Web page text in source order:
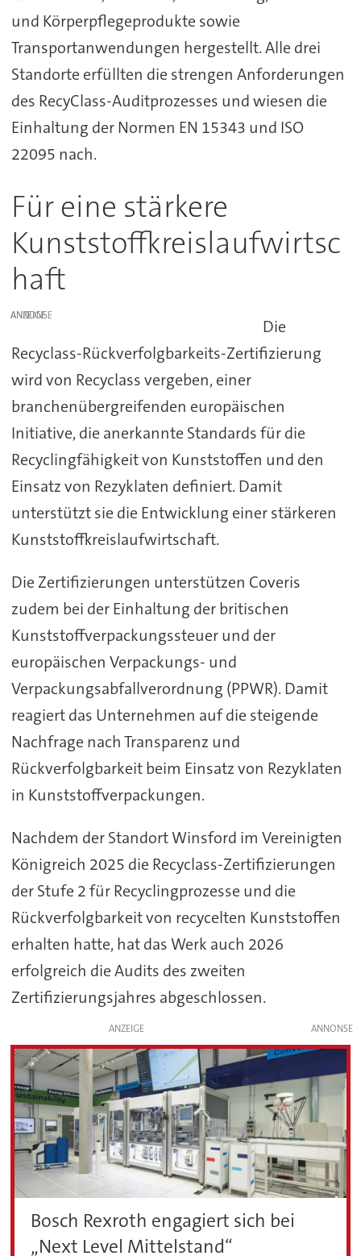
und Körperpflegeprodukte sowie
Transportanwendungen hergestellt. Alle drei
Standorte erfüllten die strengen Anforderungen
des RecyClass-Auditprozesses und wiesen die
Einhaltung der Normen EN 15343 und ISO
22095 nach.
Für eine stärkere
Kunststoffkreislaufwirtsc
haft
ANZEIGE
Die
Recyclass-Rückverfolgbarkeits-Zertifizierung
wird von Recyclass vergeben, einer
branchenübergreifenden europäischen
Initiative, die anerkannte Standards für die
Recyclingfähigkeit von Kunststoffen und den
Einsatz von Rezyklaten definiert. Damit
unterstützt sie die Entwicklung einer stärkeren
Kunststoffkreislaufwirtschaft.
Die Zertifizierungen unterstützen Coveris
zudem bei der Einhaltung der britischen
Kunststoffverpackungssteuer und der
europäischen Verpackungs- und
Verpackungsabfallverordnung (PPWR). Damit
reagiert das Unternehmen auf die steigende
Nachfrage nach Transparenz und
Rückverfolgbarkeit beim Einsatz von Rezyklaten
in Kunststoffverpackungen.
Nachdem der Standort Winsford im Vereinigten
Königreich 2025 die Recyclass-Zertifizierungen
der Stufe 2 für Recyclingprozesse und die
Rückverfolgbarkeit von recycelten Kunststoffen
erhalten hatte, hat das Werk auch 2026
erfolgreich die Audits des zweiten
Zertifizierungsjahres abgeschlossen.
ANZEIGE
Bosch Rexroth engagiert sich bei
„Next Level Mittelstand“